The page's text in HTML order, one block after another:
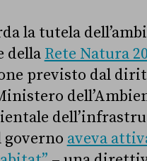
la tutela
della Rete Natura
previsto dal
governo aveva